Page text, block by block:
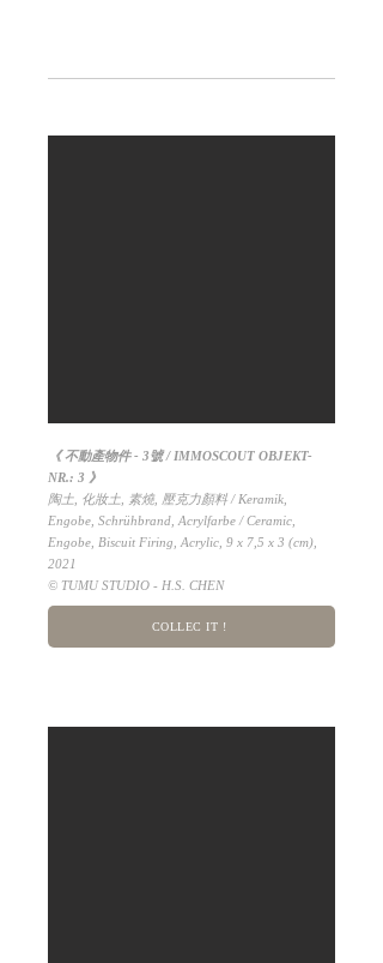
《 不動產物件 - 3號 / IMMOSCOUT OBJEKT-
NR.: 3 》
陶土, 化妝土, 素燒, 壓克力顏料 / Keramik,
Engobe, Schrühbrand, Acrylfarbe / Ceramic,
Engobe, Biscuit Firing, Acrylic, 9 x 7,5 x 3 (cm),
2021
© TUMU STUDIO - H.S. CHEN
COLLEC IT !